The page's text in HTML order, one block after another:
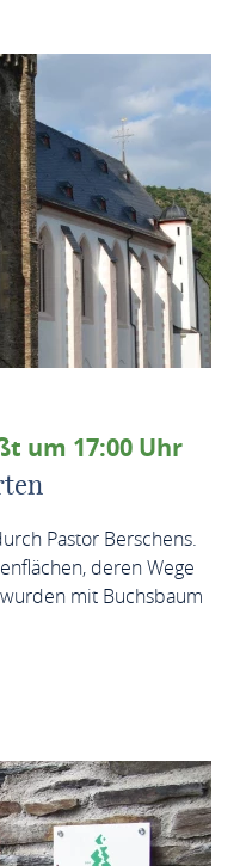
um 17:00 Uhr
Pastor Berschens.
deren Wege
mit Buchsbaum